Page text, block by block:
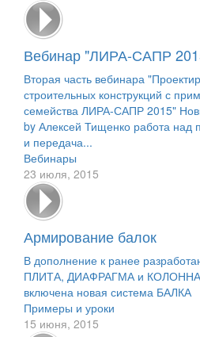
Вебинар "ЛИРА-САПР
Вторая часть вебинара
строительных конструкций с
семейства ЛИРА-САПР 2015"
by Алексей Тищенко работа над
и передача...
Вебинары
23 июля, 2015
Армирование балок
В дополнение к ранее
ПЛИТА, ДИАФРАГМА и
включена новая система БАЛКА
Примеры и уроки
15 июня, 2015